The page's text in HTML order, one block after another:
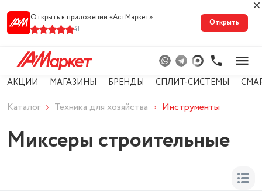
Открыть в приложении «АстМарке‪т‬»
41
Открыть
АКЦИИ МАГАЗИНЫ БРЕНДЫ СПЛИТ-СИСТЕМЫ
Каталог Техника для хозяйства Инструменты
Миксеры строительные